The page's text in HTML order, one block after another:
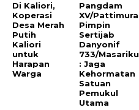
‎Di Kaliori,
Koperasi
Desa Merah
Putih
Kaliori
untuk
Harapan
Warga
Pangdam
XV/Pattimura
Pimpin
Sertijab
Danyonif
733/Masariku
: Jaga
Kehormatan
Satuan
Pemukul
Utama